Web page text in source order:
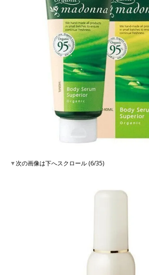
▼次の画像は下へスクロール (6/35)